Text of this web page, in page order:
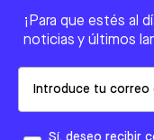
¡Para que estés al
noticias y últimos
Sí, deseo recibir